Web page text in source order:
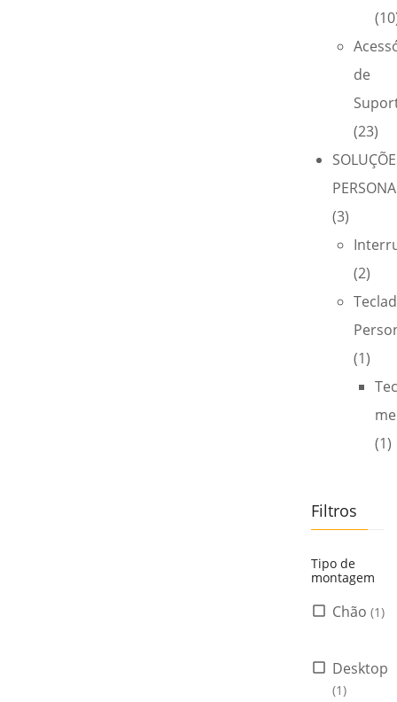
de
(23)
(3)
(2)
(1)
(1)
Filtros
Tipo de
montagem
Chão (1)
Desktop
(1)